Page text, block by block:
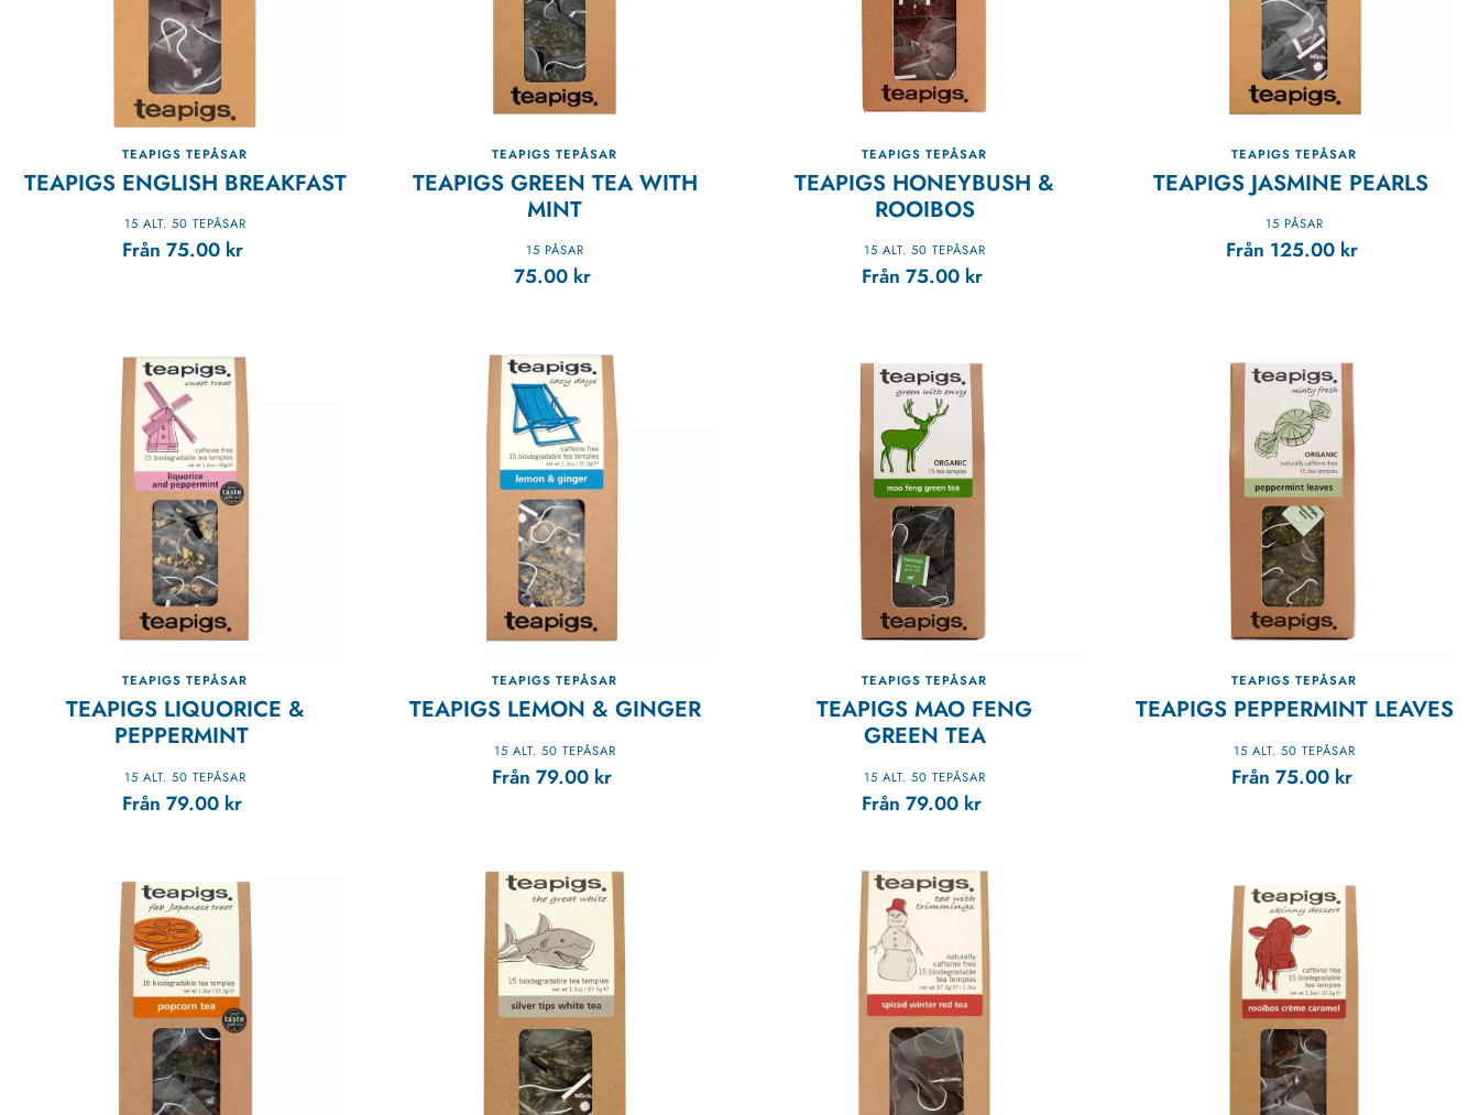
TEAPIGS TEPÅSAR
TEAPIGS ENGLISH BREAKFAST
15 ALT. 50 TEPÅSAR
Från 75.00 kr
TEAPIGS TEPÅSAR
TEAPIGS GREEN TEA WITH
MINT
15 PÅSAR
75.00 kr
TEAPIGS TEPÅSAR
TEAPIGS HONEYBUSH &
ROOIBOS
15 ALT. 50 TEPÅSAR
Från 75.00 kr
TEAPIGS TEPÅSAR
TEAPIGS JASMINE PEARLS
15 PÅSAR
Från 125.00 kr
TEAPIGS TEPÅSAR
TEAPIGS LIQUORICE &
PEPPERMINT
15 ALT. 50 TEPÅSAR
Från 79.00 kr
TEAPIGS TEPÅSAR
TEAPIGS LEMON & GINGER
15 ALT. 50 TEPÅSAR
Från 79.00 kr
TEAPIGS TEPÅSAR
TEAPIGS MAO FENG
GREEN TEA
15 ALT. 50 TEPÅSAR
Från 79.00 kr
TEAPIGS TEPÅSAR
TEAPIGS PEPPERMINT LEAVES
15 ALT. 50 TEPÅSAR
Från 75.00 kr